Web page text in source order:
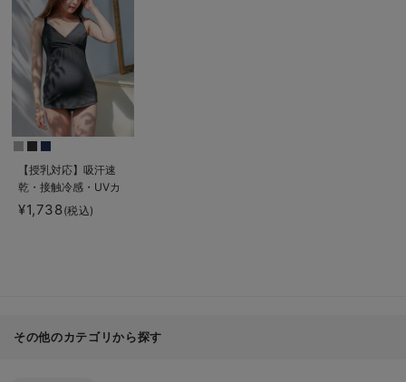
【授乳対応】吸汗速
乾・接触冷感・UVカ
ット素材キャミソール
【出産後も長く使え
¥1,738(税込)
その他のカテゴリから探す